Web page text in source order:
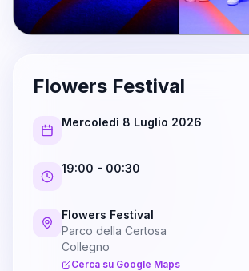
Flowers Festival
Mercoledì 8 Luglio 2026
19:00 - 00:30
Flowers Festival
Parco della Certosa
Collegno
Cerca su Google Maps